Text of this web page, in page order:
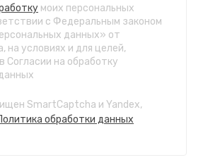
58г
без выходных
96
без выходных
Ленино"
97
моих персональных
с Федеральным законом
данных» от
на условиях и для целей,
Согласии на обработку
SmartCaptcha и Yandex,
обработки данных